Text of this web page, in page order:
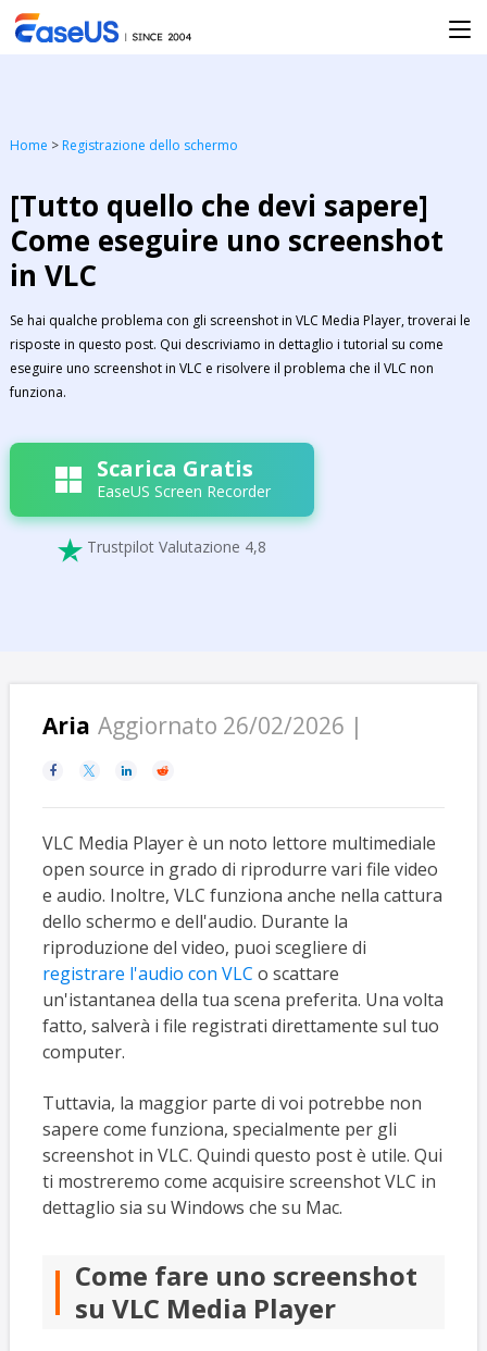
Home > Registrazione dello schermo
[Tutto quello che devi sapere]
Come eseguire uno screenshot
in VLC
Se hai qualche problema con gli screenshot in VLC Media Player, troverai le
risposte in questo post. Qui descriviamo in dettaglio i tutorial su come
eseguire uno screenshot in VLC e risolvere il problema che il VLC non
funziona.
Scarica Gratis
EaseUS Screen Recorder
 Trustpilot Valutazione 4,8
Aria Aggiornato 26/02/2026 |
   
VLC Media Player è un noto lettore multimediale
open source in grado di riprodurre vari file video
e audio. Inoltre, VLC funziona anche nella cattura
dello schermo e dell'audio. Durante la
riproduzione del video, puoi scegliere di
registrare l'audio con VLC o scattare
un'istantanea della tua scena preferita. Una volta
fatto, salverà i file registrati direttamente sul tuo
computer.
Tuttavia, la maggior parte di voi potrebbe non
sapere come funziona, specialmente per gli
screenshot in VLC. Quindi questo post è utile. Qui
ti mostreremo come acquisire screenshot VLC in
dettaglio sia su Windows che su Mac.
Come fare uno screenshot
su VLC Media Player